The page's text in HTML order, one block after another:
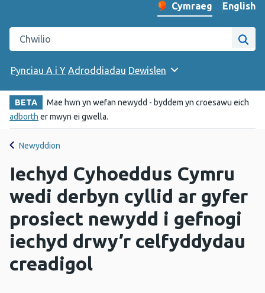
Newid iaith y wefan
Cymraeg English
–
Chwilio gwefan Iechyd Cyhoeddus Cymru
Pynciau A i Y Adroddiadau Dewislen
BETA
Mae hwn yn wefan newydd - byddem yn croesawu eich
adborth er mwyn ei gwella.
Newyddion
Iechyd Cyhoeddus Cymru
wedi derbyn cyllid ar gyfer
prosiect newydd i gefnogi
iechyd drwy’r celfyddydau
creadigol